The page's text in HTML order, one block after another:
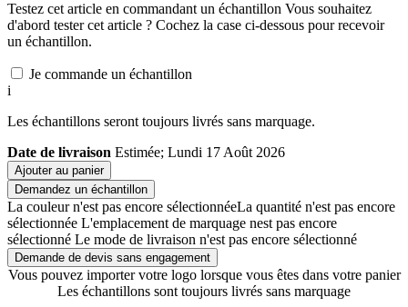
Testez cet article en commandant un échantillon Vous souhaitez
d'abord tester cet article ? Cochez la case ci-dessous pour recevoir
un échantillon.
Je commande un échantillon
i
Les échantillons seront toujours livrés sans marquage.
Date de livraison Estimée; Lundi 17 Août 2026
Ajouter au panier
Demandez un échantillon
La couleur n'est pas encore sélectionnéeLa quantité n'est pas encore
sélectionnée L'emplacement de marquage nest pas encore
sélectionné Le mode de livraison n'est pas encore sélectionné
Demande de devis sans engagement
Vous pouvez importer votre logo lorsque vous êtes dans votre panier
Les échantillons sont toujours livrés sans marquage